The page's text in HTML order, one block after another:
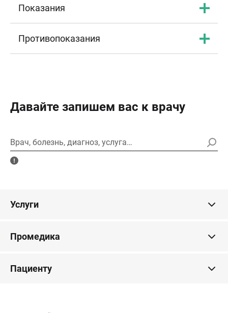
Показания
Противопоказания
Давайте запишем вас к врачу
Врач, болезнь, диагноз, услуга…
Услуги
Промедика
Пациенту